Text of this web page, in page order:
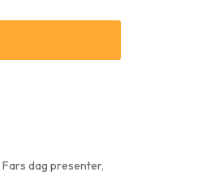
Fars dag presenter,